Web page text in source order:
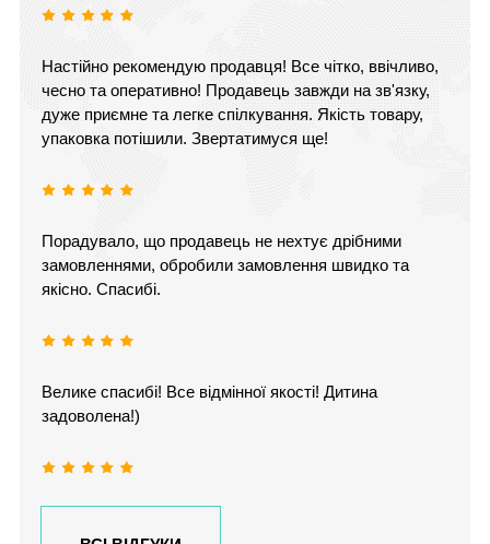
Настійно рекомендую продавця! Все чітко, ввічливо,
чесно та оперативно! Продавець завжди на зв'язку,
дуже приємне та легке спілкування. Якість товару,
упаковка потішили. Звертатимуся ще!
Порадувало, що продавець не нехтує дрібними
замовленнями, обробили замовлення швидко та
якісно. Спасибі.
Велике спасибі! Все відмінної якості! Дитина
задоволена!)